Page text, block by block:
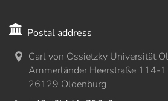
Postal address
Carl von Ossietzky Universität
Ammerländer Heerstraße 114-
26129 Oldenburg